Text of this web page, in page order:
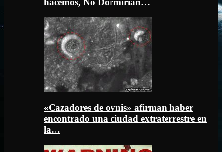
hacemos, No Dormirían…
«Cazadores de ovnis» afirman haber
encontrado una ciudad extraterrestre en
la…